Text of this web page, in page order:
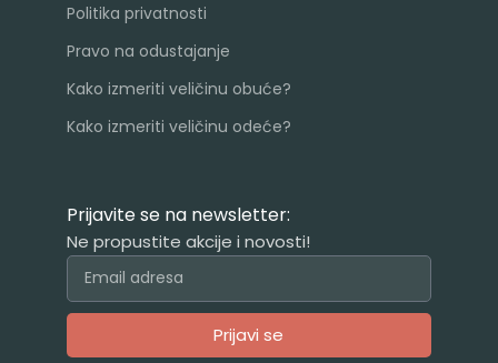
Politika privatnosti
Pravo na odustajanje
Kako izmeriti veličinu obuće?
Kako izmeriti veličinu odeće?
Prijavite se na newsletter:
Ne propustite akcije i novosti!
Prijavi se